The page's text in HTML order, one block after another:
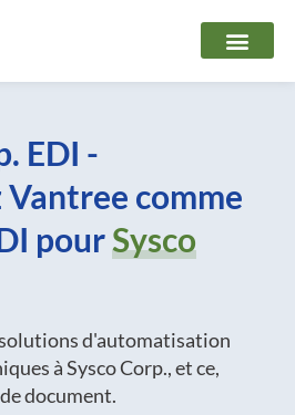
EDI -
Vantree comme
pourSysco
d'automatisation
à Sysco Corp., et ce,
document.